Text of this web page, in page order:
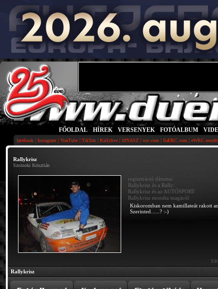
FŐOLDAL HÍREK VERSENYEK FOTÓALBUM
facebook | Instagram | YouTube | TikTok | Rallylive | MNASZ | wrc.com | fiaERC.com | eWRC-
Rallykrisz
Szolnoki Krisztián
regisztráció dátuma:
Rallykrisz és a Rally:
Rallykrisz és az AUTÓSPORT:
Rallykrisz mondta magáról:
Kiskoromban nem kamillateát rakott
Szerinted......? :-)
Rallykrisz